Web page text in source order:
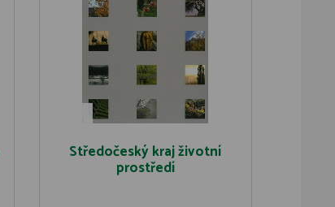
Středočeský kraj životní
prostředí